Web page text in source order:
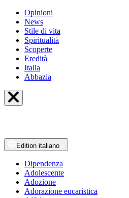
Opinioni
News
Stile di vita
Spiritualità
Scoperte
Eredità
Italia
Abbazia
Edition italiano
Dipendenza
Adolescente
Adozione
Adorazione eucaristica